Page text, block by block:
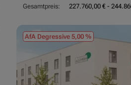
Gesamtpreis:
227.760,00 € -
AfA Degressive 5,00 %